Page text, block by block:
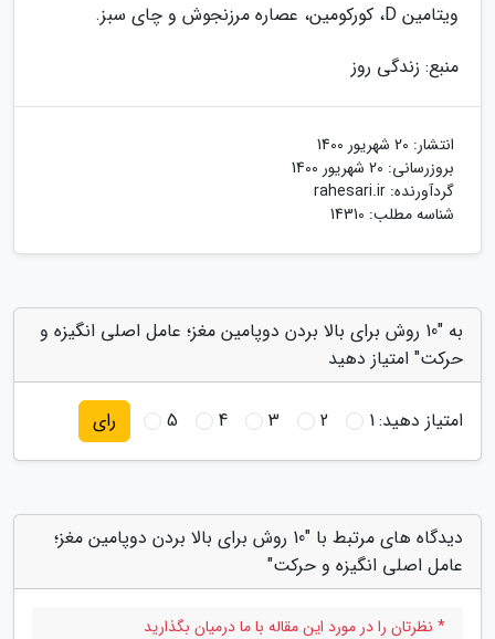
ویتامین D، کورکومین، عصاره مرزنجوش و چای سبز.
منبع: زندگی روز
انتشار: 20 شهریور 1400
بروزرسانی: 20 شهریور 1400
گردآورنده: rahesari.ir
شناسه مطلب: 14310
به "10 روش برای بالا بردن دوپامین مغز؛ عامل اصلی انگیزه و
حرکت" امتیاز دهید
امتیاز دهید:1
2
3
4
5 رای
دیدگاه های مرتبط با "10 روش برای بالا بردن دوپامین مغز؛
عامل اصلی انگیزه و حرکت"
* نظرتان را در مورد این مقاله با ما درمیان بگذارید